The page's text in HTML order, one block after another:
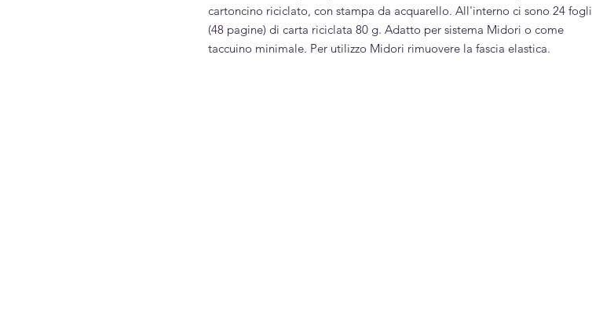
cartoncino riciclato, con stampa da acquarello. All'interno ci sono 24 fogli
(48 pagine) di carta riciclata 80 g. Adatto per sistema Midori o come
taccuino minimale. Per utilizzo Midori rimuovere la fascia elastica.